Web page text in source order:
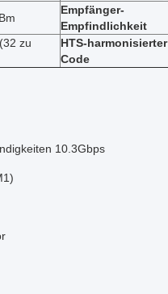
Empfänger-
Empfindlichkeit
zu
HTS-harmonisierter
Code
10.3Gbps